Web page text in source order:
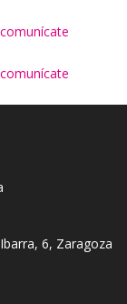
6, Zaragoza